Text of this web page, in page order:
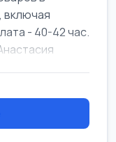
включая
- 40-42 час.